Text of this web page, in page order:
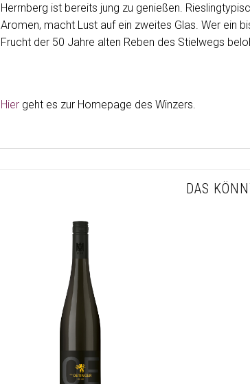
Herrnberg ist bereits jung zu genießen.
Aromen, macht Lust auf ein zweites Glas. Wer ein
Frucht der 50 Jahre alten Reben des Stielwegs
Hiergeht es zur Homepage des Winzers.
DAS